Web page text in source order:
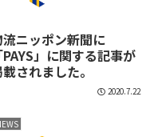
ニッポン新聞に
PAYS」に関する記事が
されました。
2020.7.22